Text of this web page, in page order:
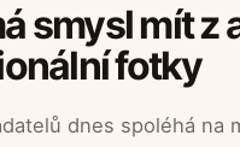
smysl mít z
fotky
dnes spoléhá na